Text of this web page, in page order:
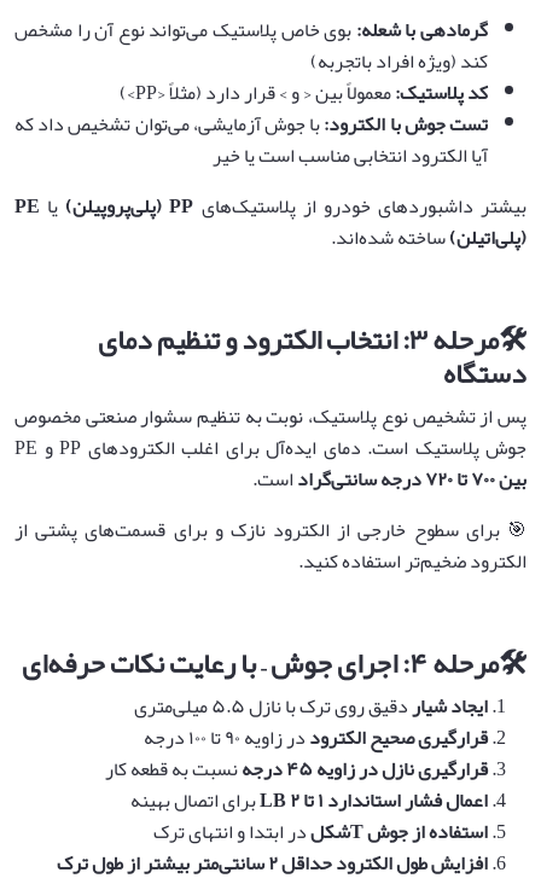
گرمادهی با شعله:بوی خاص پلاستیک می‌تواند نوع آن را مشخص
کند (ویژه افراد باتجربه)
کد پلاستیک:معمولاً بین < و > قرار دارد (مثلاً <PP>)
تست جوش با الکترود:با جوش آزمایشی، می‌توان تشخیص داد که
آیا الکترود انتخابی مناسب است یا خیر
بیشتر داشبوردهای خودرو از پلاستیک‌های PP ( پلی‌پروپیلن) یا PE
(پلی‌اتیلن)ساخته شده‌اند.
🛠️مرحله۳: انتخاب الکترود و تنظیم دمای
دستگاه
پس از تشخیص نوع پلاستیک، نوبت به تنظیم سشوار صنعتی مخصوص
جوش پلاستیک است. دمای ایده‌آل برای اغلب الکترودهای PP و PE
بین۷۰۰تا۷۲۰درجه سانتی‌گراداست.
🎯 برای سطوح خارجی از الکترود نازک و برای قسمت‌های پشتی از
الکترود ضخیم‌تر استفاده کنید.
🛠️مرحله۴: اجرای جوش – با رعایت نکات حرفه‌ای
ایجاد شیاردقیق روی ترک با نازل ۵.۵ میلی‌متری
قرارگیری صحیح الکتروددر زاویه ۹۰ تا ۱۰۰ درجه
قرارگیری نازل در زاویه۴۵درجهنسبت به قطعه کار
اعمال فشار استاندارد۱تا۲
برای اتصال بهینه
استفاده از جوش شکلدر ابتدا و انتهای ترک
افزایش طول الکترود حداقل۲سانتی‌متر بیشتر از طول ترک